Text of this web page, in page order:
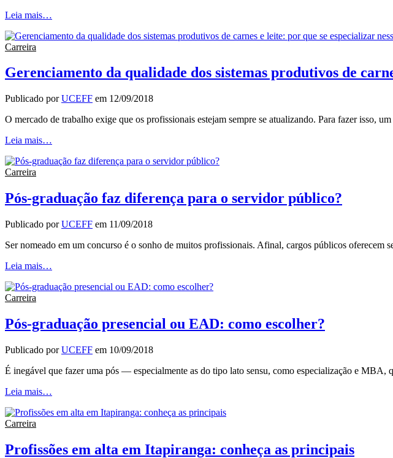
Leia mais…
Carreira
Gerenciamento da qualidade dos sistemas produtivos de
Publicado porUCEFF em 12/09/2018
O mercado de trabalho exige que os profissionais estejam sempre se atualizando. Para fazer isso,
Leia mais…
Carreira
Pós-graduação faz diferença para o servidor público?
Publicado porUCEFF em 11/09/2018
Ser nomeado em um concurso é o sonho de muitos profissionais. Afinal, cargos públicos
Leia mais…
Carreira
Pós-graduação presencial ou EAD: como escolher?
Publicado porUCEFF em 10/09/2018
É inegável que fazer uma pós — especialmente as do tipo lato sensu, como especialização e
Leia mais…
Carreira
Profissões em alta em Itapiranga: conheça as principais